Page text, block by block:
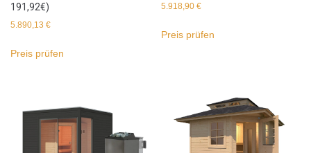
191,92€)
5.890,13 €
Preis prüfen
5.918,90€
Preis prüfen